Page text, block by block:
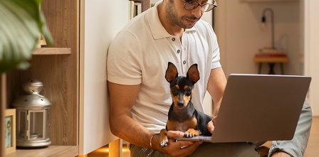
Search products